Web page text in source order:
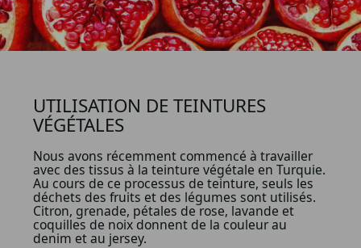
UTILISATION DE TEINTURES
VÉGÉTALES
Nous avons récemment commencé à travailler
avec des tissus à la teinture végétale en Turquie.
Au cours de ce processus de teinture, seuls les
déchets des fruits et des légumes sont utilisés.
Citron, grenade, pétales de rose, lavande et
coquilles de noix donnent de la couleur au
denim et au jersey.